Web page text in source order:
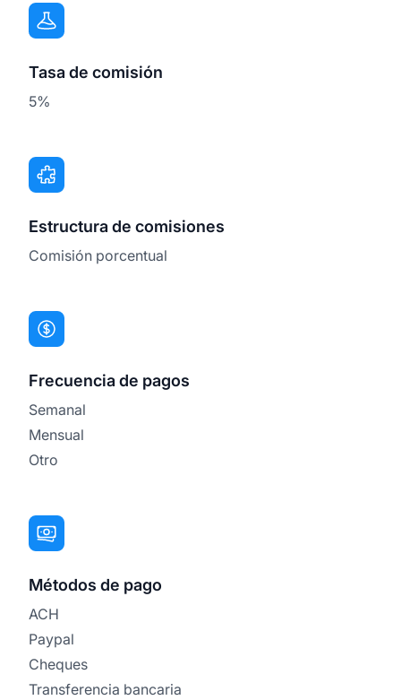
Tasa de comisión
5%
Estructura de comisiones
Comisión porcentual
Frecuencia de pagos
Semanal
Mensual
Otro
Métodos de pago
ACH
Paypal
Cheques
Transferencia bancaria